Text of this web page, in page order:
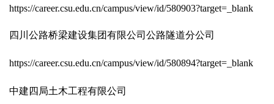
https://career.csu.edu.cn/campus/view/id/580903?target=_blank
四川公路桥梁建设集团有限公司公路隧道分公司
https://career.csu.edu.cn/campus/view/id/580894?target=_blank
中建四局土木工程有限公司